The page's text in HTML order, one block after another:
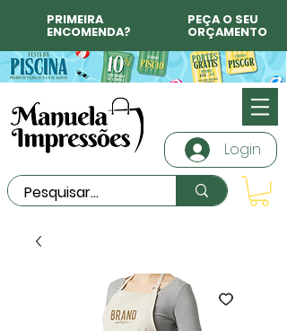
PRIMEIRA
ENCOMENDA?
PEÇA O SEU
ORÇAMENTO
Login